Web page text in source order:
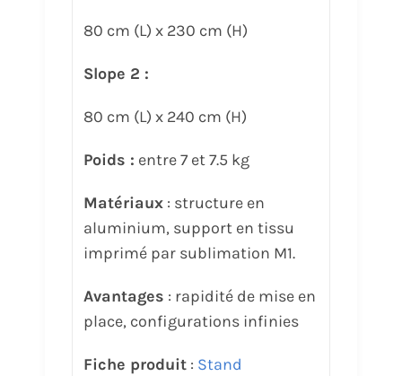
80 cm (L) x 230 cm (H)
Slope 2 :
80 cm (L) x 240 cm (H)
Poids : entre 7 et 7.5 kg
Matériaux: structure en
aluminium, support en tissu
imprimé par sublimation M1.
Avantages : rapidité de mise en
place, configurations infinies
Fiche produit: Stand